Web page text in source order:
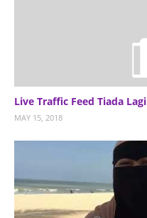
Live Traffic Feed Tiada Lagi
MAY 15, 2018